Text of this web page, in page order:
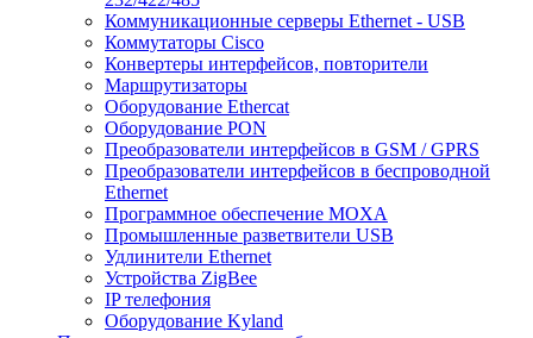
Коммуникационные серверы Ethernet - USB
Коммутаторы Cisco
Конвертеры интерфейсов, повторители
Маршрутизаторы
Оборудование Ethercat
Оборудование PON
Преобразователи интерфейсов в GSM / GPRS
Преобразователи интерфейсов в беспроводной
Ethernet
Программное обеспечение MOXA
Промышленные разветвители USB
Удлинители Ethernet
Устройства ZigBee
IP телефония
Оборудование Kyland